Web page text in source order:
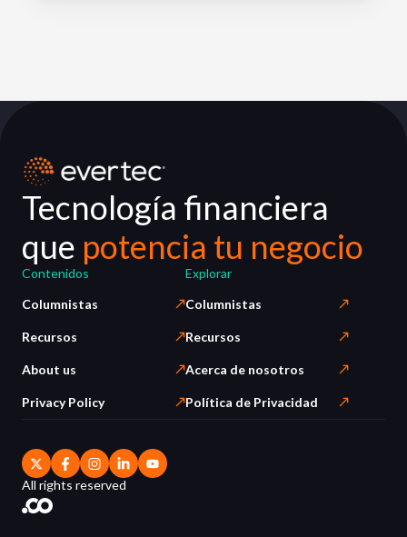
Tecnología financiera
que potencia tu negocio
Contenidos
Columnistas
Recursos
About us
Privacy Policy
Explorar
Columnistas
Recursos
Acerca de nosotros
Política de Privacidad
All rights reserved